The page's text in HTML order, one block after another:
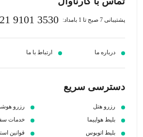
پشتیبانی 7 صبح تا 1 بامداد: 9101 3530
درباره ما ارتباط با ما
دسترسی سریع
رزرو هتل
بلیط هواپیما
بلیط اتوبوس
رزرو
خدمات
قوانین